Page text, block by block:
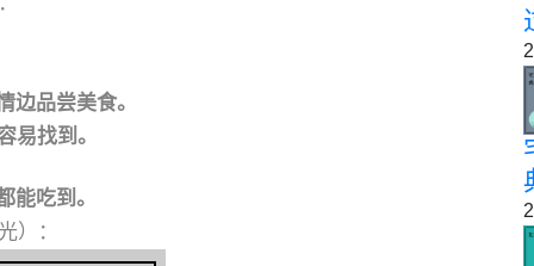
品尝美食。
易找到。
吃到。
）：